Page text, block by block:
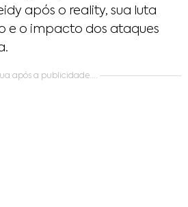
após o reality, sua luta
e o impacto dos ataques
após a publicidade....